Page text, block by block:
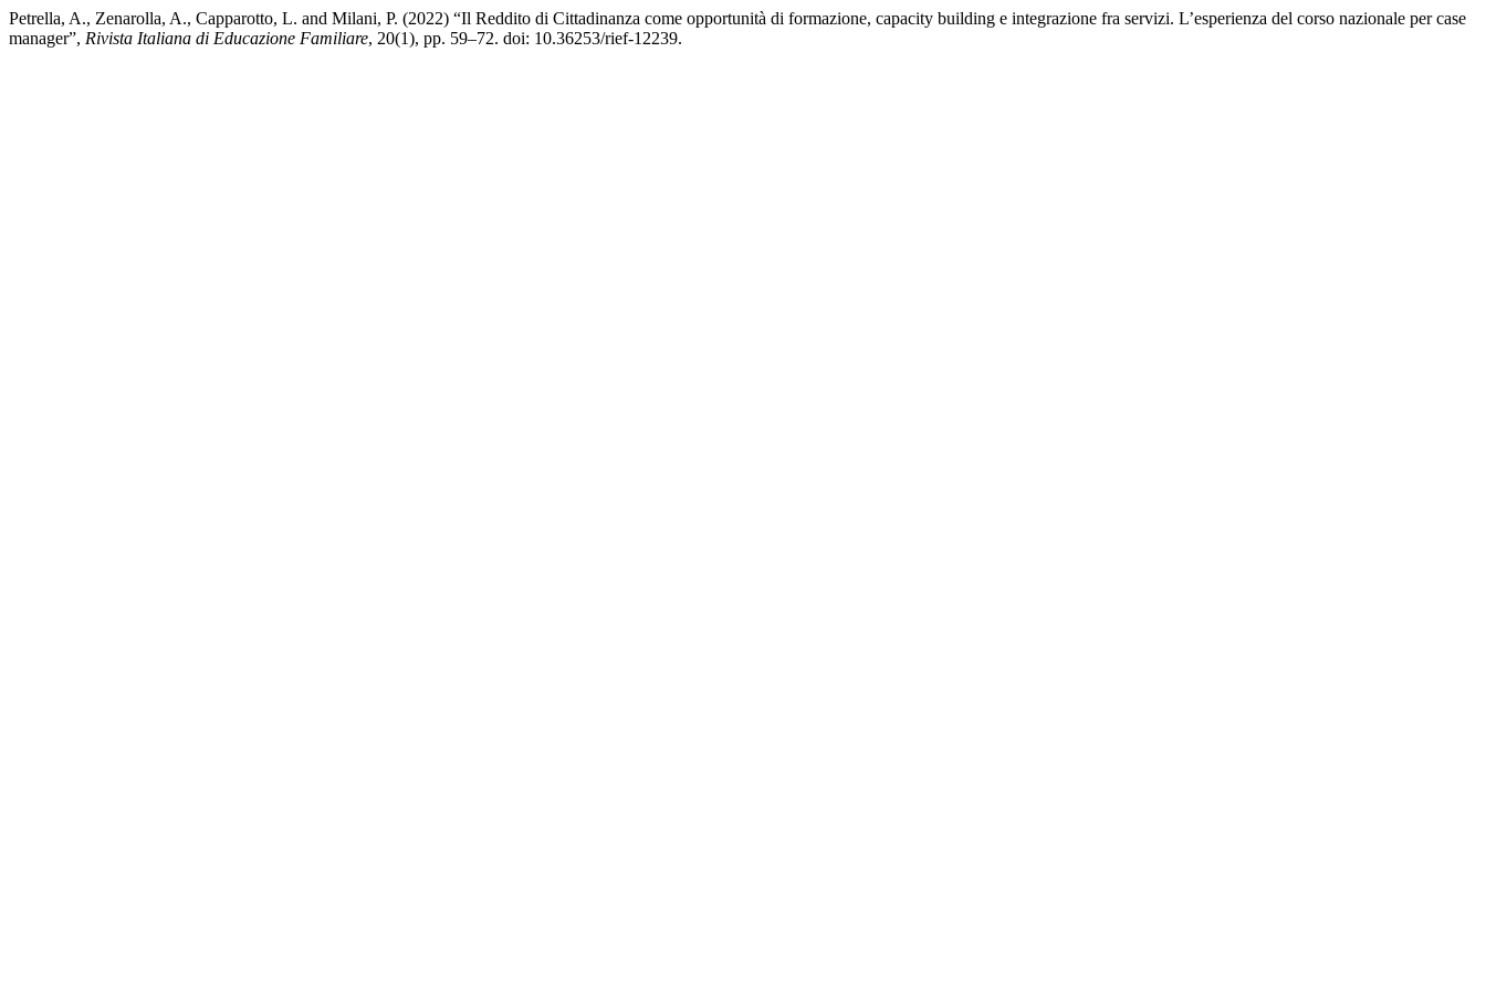
Petrella, A., Zenarolla, A., Capparotto, L. and Milani, P. (2022) “Il Reddito di Cittadinanza come opportunità di formazione, capacity building e integrazione fra servizi. L’esperienza del corso nazionale per case
manager”, Rivista Italiana di Educazione Familiare, 20(1), pp. 59–72. doi: 10.36253/rief-12239.